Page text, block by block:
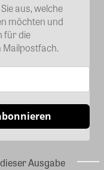
aus, welche
möchten und
für die
Ausgabe